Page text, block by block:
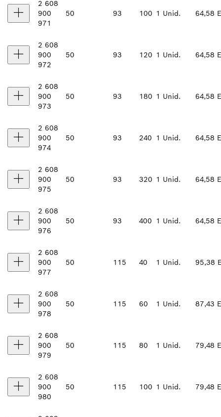
2 608
900
971
50 93 100 1 Unid. 64,58
2 608
900
972
50 93 120 1 Unid. 64,58
2 608
900
973
50 93 180 1 Unid. 64,58
2 608
900
974
50 93 240 1 Unid. 64,58
2 608
900
975
50 93 320 1 Unid. 64,58
2 608
900
976
50 93 400 1 Unid. 64,58
2 608
900
977
50 115 40 1 Unid. 95,38
2 608
900
978
50 115 60 1 Unid. 87,43
2 608
900
979
50 115 80 1 Unid. 79,48
2 608
900
980
50 115 100 1 Unid. 79,48